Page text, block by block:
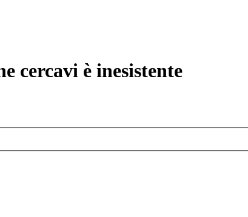
cercavi è inesistente